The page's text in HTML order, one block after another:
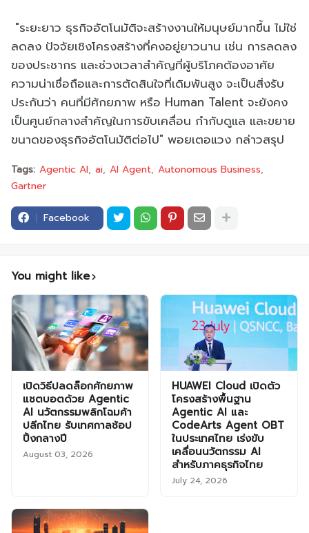
"ระยะยาว ธุรกิจอัตโนมัติจะสร้างงานให้มนุษย์มากขึ้น ไม่ใช่
ลดลง ปัจจัยเชิงโครงสร้างที่คงอยู่ยาวนาน เช่น การลดลง
ของประชากร และช่วงเวลาสำคัญที่ผู้บริโภคต้องอาศัย
ความน่าเชื่อถือและการตัดสินใจที่เดิมพันสูง จะเป็นสิ่งรับ
ประกันว่า คนที่มีศักยภาพ หรือ Human Talent จะยังคง
เป็นศูนย์กลางสำคัญในการขับเคลื่อน กำกับดูแล และขยาย
ขนาดของธุรกิจอัตโนมัติต่อไป" พอยเตอแวง กล่าวสรุป
Tags: Agentic AI ai AI Agent Autonomous Business
Gartner
Facebook
You might like
เปิดวิธีปลดล็อกศักยภาพ
แชตบอตด้วย Agentic
AI นวัตกรรมพลิกโฉมค้า
ปลีกไทย รับเทศกาลช้อป
ปิ้งกลางปี
August 03, 2026
HUAWEI Cloud เปิดตัว
โครงสร้างพื้นฐาน
Agentic AI และ
CodeArts Agent OBT
ในประเทศไทย เร่งขับ
เคลื่อนนวัตกรรม AI
สำหรับภาคธุรกิจไทย
July 24, 2026